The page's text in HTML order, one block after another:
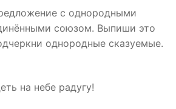
с однородными
союзом. Выпиши это
однородные сказуемые.
на небе радугу!